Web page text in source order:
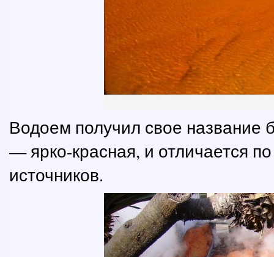
Водоем получил свое название
— ярко-красная, и отличается
источников.